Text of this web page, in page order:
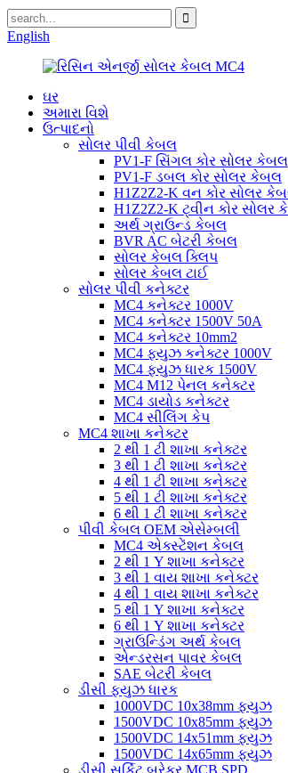
English
ઘર
અમારા વિશે
ઉત્પાદનો
સોલર પીવી કેબલ
PV1-F સિંગલ કોર સોલર કેબલ
PV1-F ડબલ ​​કોર સોલર કેબલ
H1Z2Z2-K વન કોર સોલર
H1Z2Z2-K ટ્વીન કોર સોલર
અર્થ ગ્રાઉન્ડ કેબલ
BVR AC બેટરી કેબલ
સોલર કેબલ ક્લિપ
સોલર કેબલ ટાઈ
સોલર પીવી કનેક્ટર
MC4 કનેક્ટર 1000V
MC4 કનેક્ટર 1500V 50A
MC4 કનેક્ટર 10mm2
MC4 ફ્યુઝ કનેક્ટર 1000V
MC4 ફ્યુઝ ધારક 1500V
MC4 M12 પેનલ કનેક્ટર
MC4 ડાયોડ કનેક્ટર
MC4 સીલિંગ કેપ
MC4 શાખા કનેક્ટર
2 થી 1 ટી શાખા કનેક્ટર
3 થી 1 ટી શાખા કનેક્ટર
4 થી 1 ટી શાખા કનેક્ટર
5 થી 1 ટી શાખા કનેક્ટર
6 થી 1 ટી શાખા કનેક્ટર
પીવી કેબલ OEM એસેમ્બલી
MC4 એક્સ્ટેંશન કેબલ
2 થી 1 Y શાખા કનેક્ટર
3 થી 1 વાય શાખા કનેક્ટર
4 થી 1 વાય શાખા કનેક્ટર
5 થી 1 Y શાખા કનેક્ટર
6 થી 1 Y શાખા કનેક્ટર
ગ્રાઉન્ડિંગ અર્થ કેબલ
એન્ડરસન પાવર કેબલ
SAE બેટરી કેબલ
ડીસી ફ્યુઝ ધારક
1000VDC 10x38mm ફ્યુઝ
1500VDC 10x85mm ફ્યુઝ
1500VDC 14x51mm ફ્યુઝ
1500VDC 14x65mm ફ્યુઝ
ડીસી સર્કિટ બ્રેકર MCB SPD